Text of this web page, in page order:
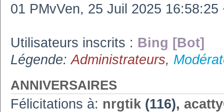
01 PMvVen, 25 Juil 2025
Utilisateurs inscrits : Bing [Bot]
Légende:Administrateurs,
ANNIVERSAIRES
Félicitations à: nrgtik (116),